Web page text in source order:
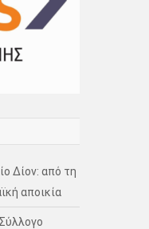
Δίον: από τη
αποικία